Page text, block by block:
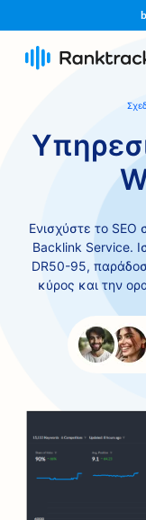
Ενισχύστε το
Backlink Service.
DR50-95,
κύρος και την